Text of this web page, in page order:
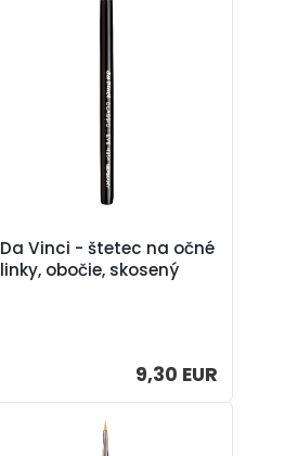
Da Vinci - štetec na očné
linky, obočie, skosený
9,30 EUR